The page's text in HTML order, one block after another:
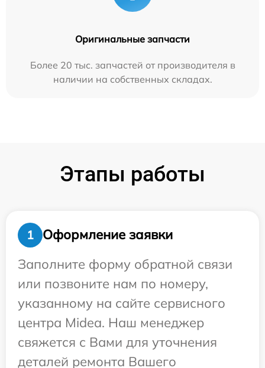
Оригинальные запчасти
Более 20 тыс. запчастей от производителя в
наличии на собственных складах.
Этапы работы
1
Оформление заявки
Заполните форму обратной связи
или позвоните нам по номеру,
указанному на сайте сервисного
центра Midea. Наш менеджер
свяжется с Вами для уточнения
деталей ремонта Вашего